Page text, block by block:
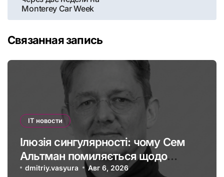
Monterey Car Week
Связанная запись
IT новости
Ілюзія сингулярності: чому Сем
Альтман помиляється щодо
штучного інтелекту
dmitriy.vasyura Авг 6, 2026